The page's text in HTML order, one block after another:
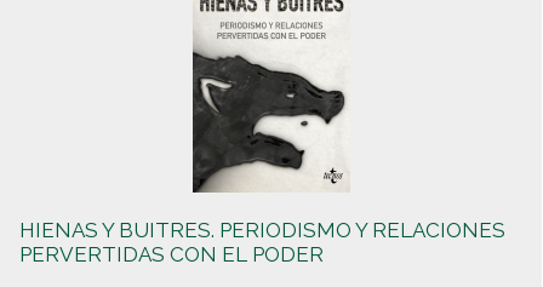
HIENAS Y BUITRES. PERIODISMO Y RELACIONES
PERVERTIDAS CON EL PODER